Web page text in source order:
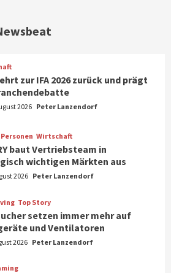
als Download für iPhone und
TV/Video
Smart TV Line-up erhält erneut
zur IFA 2026 zurück und prägt
Wirtschaft
baut Vertriebsteam in
wichtigen Märkten aus
zur IFA 2026 zurück und prägt
2026 Peter Lanzendorf
Personen Wirtschaft
baut Vertriebsteam in
wichtigen Märkten aus
2026 Peter Lanzendorf
Top Story
setzen immer mehr auf
und Ventilatoren
2026 Peter Lanzendorf